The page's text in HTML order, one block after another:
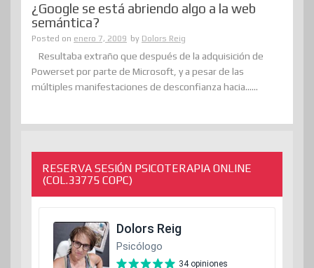
¿Google se está abriendo algo a la web
semántica?
Posted on enero 7, 2009 by Dolors Reig
Resultaba extraño que después de la adquisición de
Powerset por parte de Microsoft, y a pesar de las
múltiples manifestaciones de desconfianza hacia......
RESERVA SESIÓN PSICOTERAPIA ONLINE
(COL.33775 COPC)